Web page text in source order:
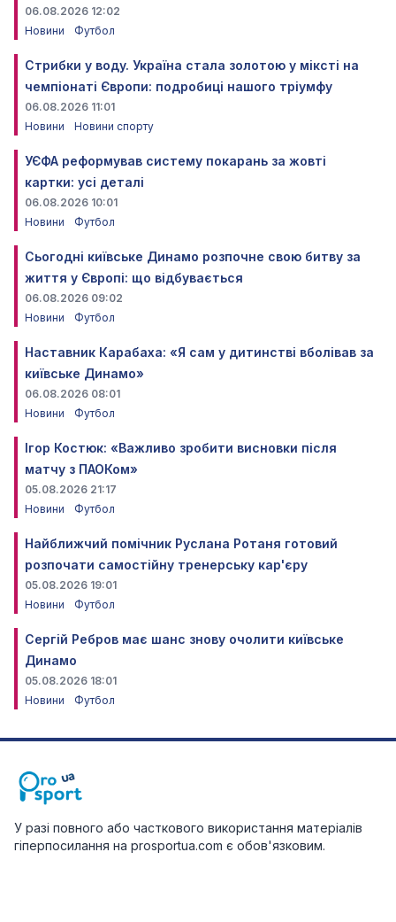
06.08.2026 12:02
Новини
Футбол
Стрибки у воду. Україна стала золотою у міксті на
чемпіонаті Європи: подробиці нашого тріумфу
06.08.2026 11:01
Новини
Новини спорту
УЄФА реформував систему покарань за жовті
картки: усі деталі
06.08.2026 10:01
Новини
Футбол
Сьогодні київське Динамо розпочне свою битву за
життя у Європі: що відбувається
06.08.2026 09:02
Новини
Футбол
Наставник Карабаха: «Я сам у дитинстві вболівав за
київське Динамо»
06.08.2026 08:01
Новини
Футбол
Ігор Костюк: «Важливо зробити висновки після
матчу з ПАОКом»
05.08.2026 21:17
Новини
Футбол
Найближчий помічник Руслана Ротаня готовий
розпочати самостійну тренерську кар'єру
05.08.2026 19:01
Новини
Футбол
Сергій Ребров має шанс знову очолити київське
Динамо
05.08.2026 18:01
Новини
Футбол
У разі повного або часткового використання матеріалів
гіперпосилання на prosportua.com є обов'язковим.